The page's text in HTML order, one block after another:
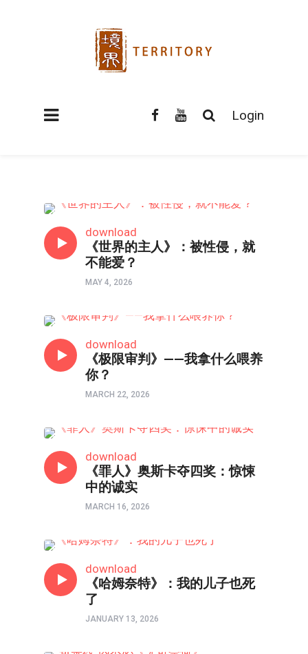
Login
download
《世界的主人》：被性侵，就
不能爱？
MAY 4, 2026
download
《极限审判》——我拿什么喂养
你？
MARCH 22, 2026
download
《罪人》奥斯卡夺四奖：惊悚
中的诚实
MARCH 16, 2026
download
《哈姆奈特》：我的儿子也死
了
JANUARY 13, 2026